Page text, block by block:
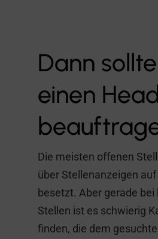
Dann
einen
Die meisten offenen
über Stellenanzeigen
besetzt. Aber gerade
Stellen ist es schwierig
finden, die dem